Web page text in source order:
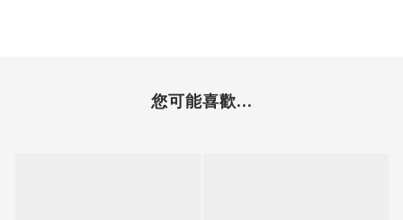
您可能喜歡...